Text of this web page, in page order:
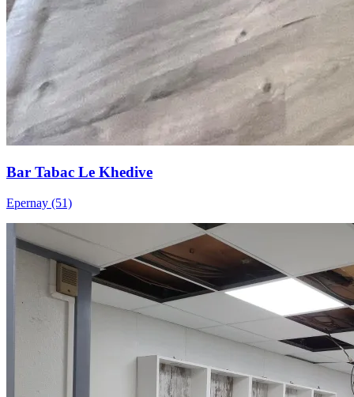
Bar Tabac Le Khedive
Epernay (51)